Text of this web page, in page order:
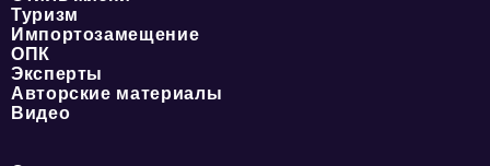
Туризм
Импортозамещение
ОПК
Эксперты
Авторские материалы
Видео